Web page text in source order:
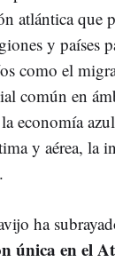
atlántica que
y países
como el
común en
economía
y aérea, la
ha
única en el